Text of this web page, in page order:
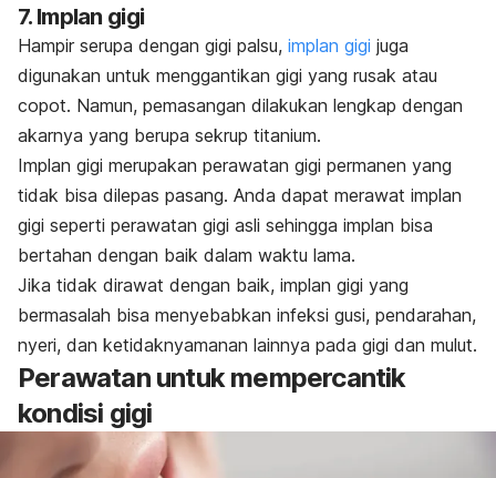
7. Implan gigi
Hampir serupa dengan gigi palsu, implan gigi juga
digunakan untuk menggantikan gigi yang rusak atau
copot. Namun, pemasangan dilakukan lengkap dengan
akarnya yang berupa sekrup titanium.
Implan gigi merupakan perawatan gigi permanen yang
tidak bisa dilepas pasang. Anda dapat merawat implan
gigi seperti perawatan gigi asli sehingga implan bisa
bertahan dengan baik dalam waktu lama.
Jika tidak dirawat dengan baik, implan gigi yang
bermasalah bisa menyebabkan infeksi gusi, pendarahan,
nyeri, dan ketidaknyamanan lainnya pada gigi dan mulut.
Perawatan untuk mempercantik
kondisi gigi